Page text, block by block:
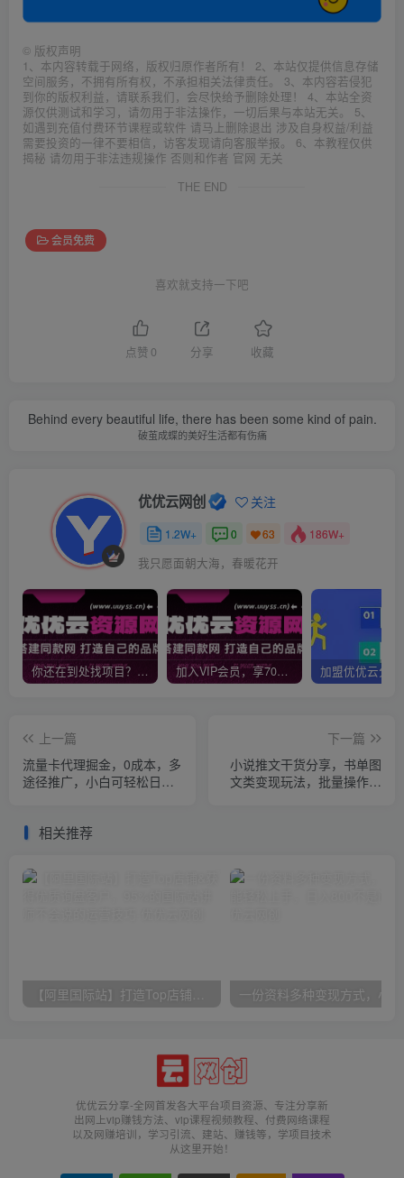
© 版权声明
1、本内容转载于网络，版权归原作者所有！ 2、本站仅提供信息存储
空间服务，不拥有所有权，不承担相关法律责任。 3、本内容若侵犯
到你的版权利益，请联系我们，会尽快给予删除处理！ 4、本站全资
源仅供测试和学习，请勿用于非法操作，一切后果与本站无关。 5、
如遇到充值付费环节课程或软件 请马上删除退出 涉及自身权益/利益
需要投资的一律不要相信，访客发现请向客服举报。 6、本教程仅供
揭秘 请勿用于非法违规操作 否则和作者 官网 无关
THE END
会员免费
喜欢就支持一下吧
点赞 0 分享 收藏
Behind every beautiful life, there has been some kind of pain.
破茧成蝶的美好生活都有伤痛
优优云网创 关注
1.2W+ 0 63 186W+
我只愿面朝大海，春暖花开
你还在到处找项目？还在当韭菜？我靠网创资源站一个月收入5万+，曾经我也是个失败者。 加入VIP会员，享70%的推广提成，免费学习多种网上创业课程，菜鸟秒变大神！
上一篇
流量卡代理掘金，0成本，多
途径推广，小白可轻松日入
下一篇
小说推文干货分享，书单图
文类变现玩法，批量操作，
相关推荐
【阿里国际站】打造Top店铺&获得优质询盘客户，​95%的国际站讲师不会说的运营技巧
优优云分享-全网首发各大平台项目资源、专注分享新
出网上vip赚钱方法、vip课程视频教程、付费网络课程
以及网赚培训，学习引流、建站、赚钱等，学项目技术
从这里开始！